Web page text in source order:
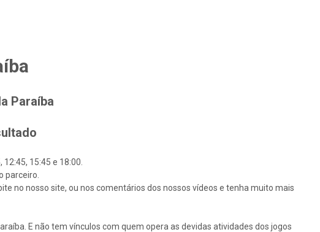
Paraíba
15:45 e 18:00.
parceiro.
no nosso site, ou nos comentários dos nossos vídeos e tenha muito mais
E não tem vínculos com quem opera as devidas atividades dos jogos